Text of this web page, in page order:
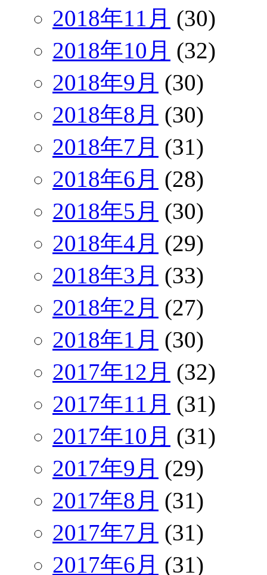
2018年11月 (30)
2018年10月 (32)
2018年9月 (30)
2018年8月 (30)
2018年7月 (31)
2018年6月 (28)
2018年5月 (30)
2018年4月 (29)
2018年3月 (33)
2018年2月 (27)
2018年1月 (30)
2017年12月 (32)
2017年11月 (31)
2017年10月 (31)
2017年9月 (29)
2017年8月 (31)
2017年7月 (31)
2017年6月 (31)